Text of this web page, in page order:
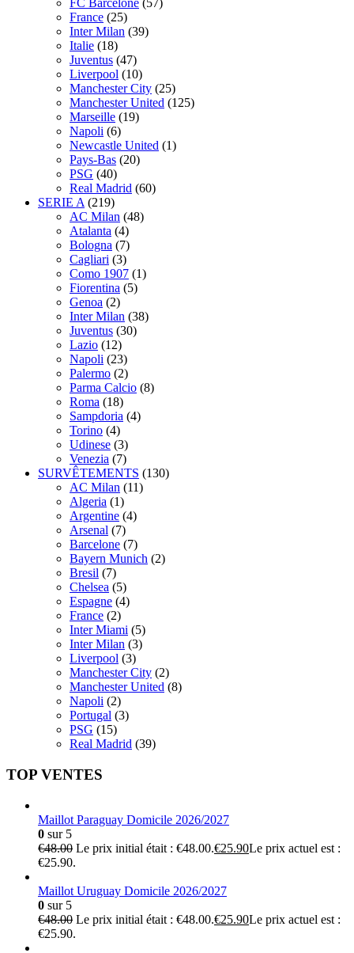
FC Barcelone (57)
France (25)
Inter Milan (39)
Italie (18)
Juventus (47)
Liverpool (10)
Manchester City (25)
Manchester United (125)
Marseille (19)
Napoli (6)
Newcastle United (1)
Pays-Bas (20)
PSG (40)
Real Madrid (60)
SERIE A (219)
AC Milan (48)
Atalanta (4)
Bologna (7)
Cagliari (3)
Como 1907 (1)
Fiorentina (5)
Genoa (2)
Inter Milan (38)
Juventus (30)
Lazio (12)
Napoli (23)
Palermo (2)
Parma Calcio (8)
Roma (18)
Sampdoria (4)
Torino (4)
Udinese (3)
Venezia (7)
SURVÊTEMENTS (130)
AC Milan (11)
Algeria (1)
Argentine (4)
Arsenal (7)
Barcelone (7)
Bayern Munich (2)
Bresil (7)
Chelsea (5)
Espagne (4)
France (2)
Inter Miami (5)
Inter Milan (3)
Liverpool (3)
Manchester City (2)
Manchester United (8)
Napoli (2)
Portugal (3)
PSG (15)
Real Madrid (39)
TOP VENTES
Maillot Paraguay Domicile 2026/2027
0 sur 5
€48.00 Le prix initial était : €48.00.€25.90Le prix actuel est :
€25.90.
Maillot Uruguay Domicile 2026/2027
0 sur 5
€48.00 Le prix initial était : €48.00.€25.90Le prix actuel est :
€25.90.